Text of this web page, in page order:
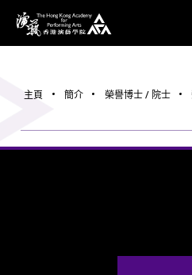
香港演藝學院
主頁 簡介 榮譽博士 / 院士